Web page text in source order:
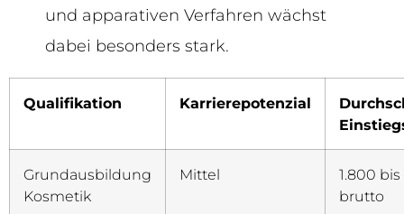
und apparativen Verfahren wächst
dabei besonders stark.
Qualifikation Karrierepotenzial
Grundausbildung
Kosmetik
Mittel
1.800
brutto